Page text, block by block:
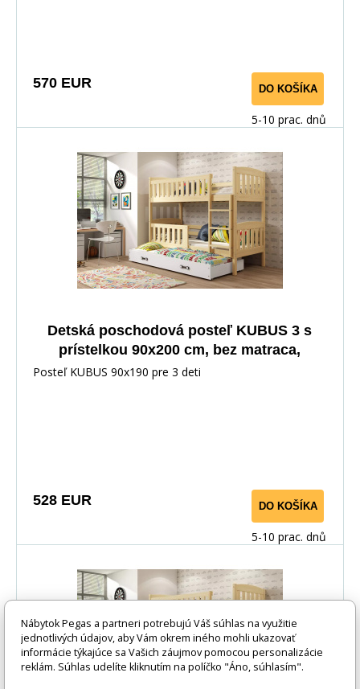
570 EUR DO KOŠÍKA
5-10 prac. dnů
Detská poschodová posteľ KUBUS 3 s
prístelkou 90x200 cm, bez matraca,
Prírodná/Biela
Posteľ KUBUS 90x190 pre 3 deti
528 EUR DO KOŠÍKA
5-10 prac. dnů
Nábytok Pegas a partneri potrebujú Váš súhlas na využitie
jednotlivých údajov, aby Vám okrem iného mohli ukazovať
informácie týkajúce sa Vašich záujmov pomocou personalizácie
reklám. Súhlas udelíte kliknutím na políčko "Áno, súhlasím".